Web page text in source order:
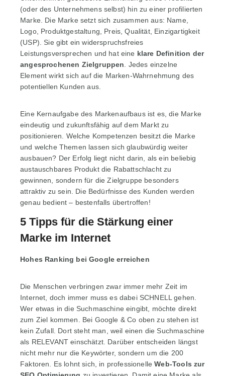
(oder des Unternehmens selbst) hin zu einer profilierten
Marke. Die Marke setzt sich zusammen aus: Name,
Logo, Produktgestaltung, Preis, Qualität, Einzigartigkeit
(USP). Sie gibt ein widerspruchsfreies
Leistungsversprechen und hat eine klare Definition der
angesprochenen Zielgruppen . Jedes einzelne
Element wirkt sich auf die Marken-Wahrnehmung des
potentiellen Kunden aus.
Eine Kernaufgabe des Markenaufbaus ist es, die Marke
eindeutig und zukunftsfähig auf dem Markt zu
positionieren. Welche Kompetenzen besitzt die Marke
und welche Themen lassen sich glaubwürdig weiter
ausbauen? Der Erfolg liegt nicht darin, als ein beliebig
austauschbares Produkt die Rabattschlacht zu
gewinnen, sondern für die Zielgruppe besonders
attraktiv zu sein. Die Bedürfnisse des Kunden werden
genau bedient – bestenfalls übertroffen!
5 Tipps für die Stärkung einer
Marke im Internet
Hohes Ranking bei Google erreichen
Die Menschen verbringen zwar immer mehr Zeit im
Internet, doch immer muss es dabei SCHNELL gehen.
Wer etwas in die Suchmaschine eingibt, möchte direkt
zum Ziel kommen. Bei Google & Co oben zu stehen ist
kein Zufall. Dort steht man, weil einen die Suchmaschine
als RELEVANT einschätzt. Darüber entscheiden längst
nicht mehr nur die Keywörter, sondern um die 200
Faktoren. Es lohnt sich, in professionelleWeb-Tools zur